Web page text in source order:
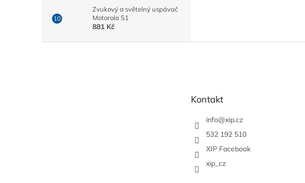
Zvukový a světelný uspávač
Motorola S1
881 Kč
Kontakt
info@xip.cz
532 192 510
XIP Facebook
xip_cz